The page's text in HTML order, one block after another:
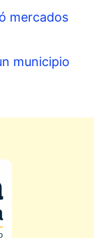
mercados
municipio